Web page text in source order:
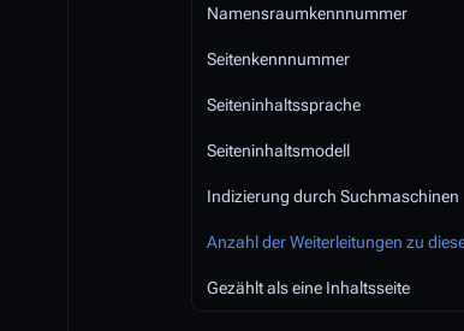
Namensraumkennnummer
Seitenkennnummer
Seiteninhaltssprache
Seiteninhaltsmodell
Indizierung durch Suchmaschinen
Anzahl der Weiterleitungen zu
Gezählt als eine Inhaltsseite